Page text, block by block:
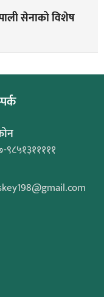
सेनाको विशेष
९८५१३१११११